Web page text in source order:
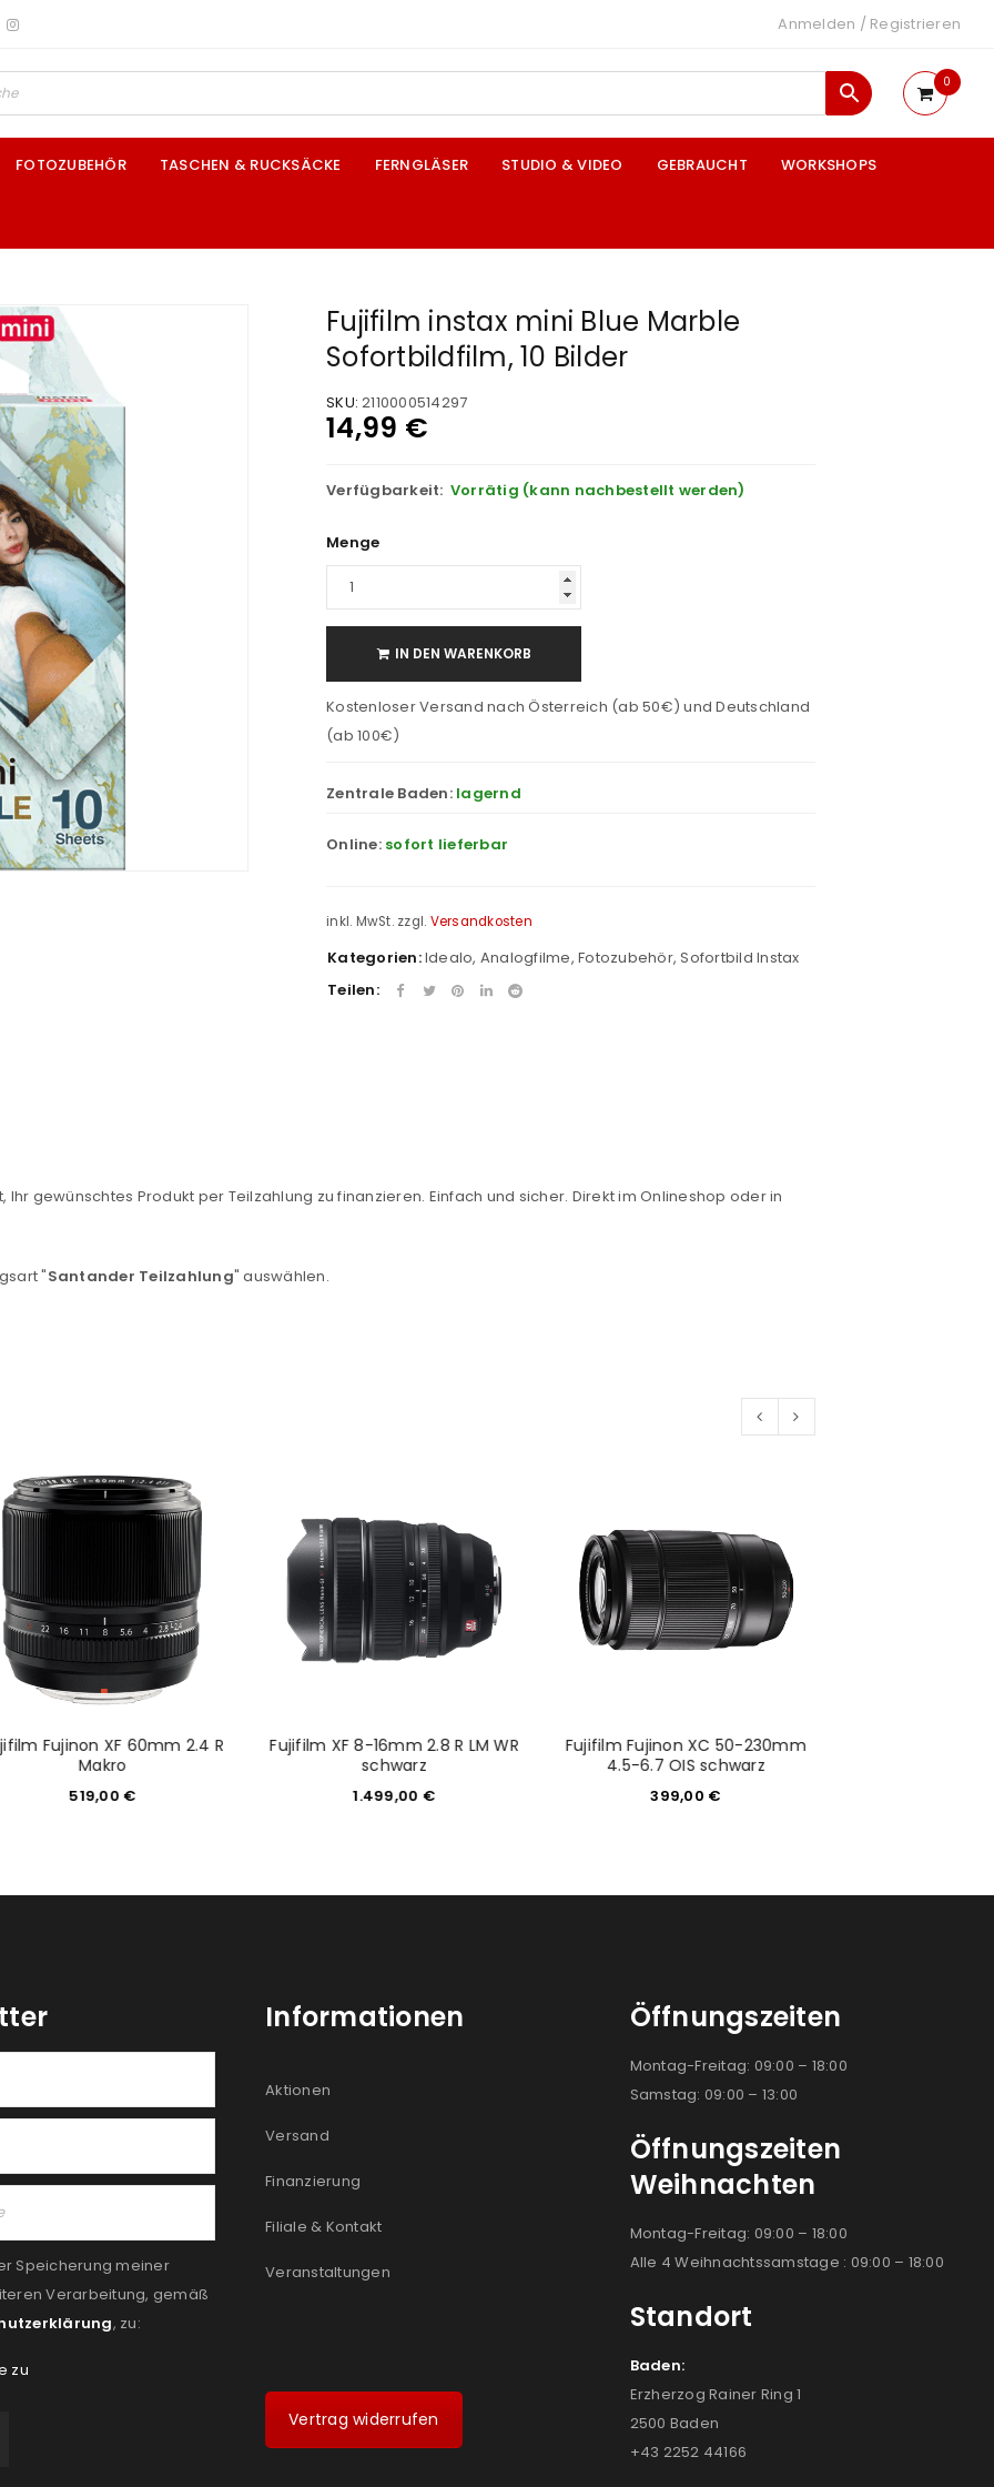
durch
WP Captcha
Please select all the ways you would like to hear from us
Ich stimme zu
Ja, ich möchte ein Kundenkonto eröffnen und akzeptiere die
Datenschutzerklärung. *
Anmelden / Registrieren
0
FOTOZUBEHÖR TASCHEN & RUCKSÄCKE FERNGLÄSER STUDIO & VIDEO GEBRAUCHT WORKSHOPS
Fujifilm instax mini Blue Marble
Sofortbildfilm, 10 Bilder
SKU: 2110000514297
14,99 €
Verfügbarkeit: Vorrätig (kann nachbestellt werden)
Menge
IN DEN WARENKORB
Kostenloser Versand nach Österreich (ab 50€) und Deutschland
(ab 100€)
Zentrale Baden: lagernd
Online: sofort lieferbar
inkl. MwSt. zzgl. Versandkosten
Kategorien:Idealo, Analogfilme, Fotozubehör,Sofortbild Instax
Teilen:
gewünschtes Produkt per Teilzahlung zu finanzieren. Einfach und sicher. Direkt im Onlineshop oder in
"Santander Teilzahlung" auswählen.
Fujinon XF 60mm 2.4 R
Makro
519,00 €
Fujifilm XF 8-16mm 2.8 R LM WR
schwarz
1.499,00 €
Fujifilm Fujinon XC 50-230mm
4.5-6.7 OIS schwarz
399,00 €
Speicherung meiner
Verarbeitung, gemäß
, zu:
zu
Informationen
Aktionen
Versand
Finanzierung
Filiale & Kontakt
Veranstaltungen
Vertrag widerrufen
Öffnungszeiten
Montag-Freitag: 09:00 – 18:00
Samstag: 09:00 – 13:00
Öffnungszeiten
Weihnachten
Montag-Freitag: 09:00 – 18:00
Alle 4 Weihnachtssamstage : 09:00 – 18:00
Standort
Baden:
Erzherzog Rainer Ring 1
2500 Baden
+43 2252 44166